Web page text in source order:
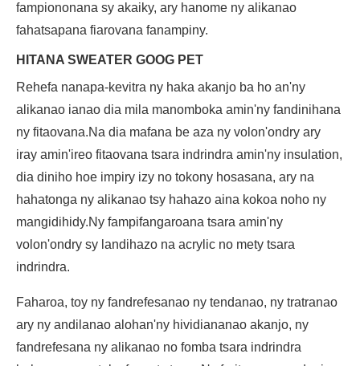
fampiononana sy akaiky, ary hanome ny alikanao
fahatsapana fiarovana fanampiny.
HITANA SWEATER GOOG PET
Rehefa nanapa-kevitra ny haka akanjo ba ho an'ny
alikanao ianao dia mila manomboka amin'ny fandinihana
ny fitaovana.Na dia mafana be aza ny volon'ondry ary
iray amin'ireo fitaovana tsara indrindra amin'ny insulation,
dia diniho hoe impiry izy no tokony hosasana, ary na
hahatonga ny alikanao tsy hahazo aina kokoa noho ny
mangidihidy.Ny fampifangaroana tsara amin'ny
volon'ondry sy landihazo na acrylic no mety tsara
indrindra.
Faharoa, toy ny fandrefesanao ny tendanao, ny tratranao
ary ny andilanao alohan'ny hividiananao akanjo, ny
fandrefesana ny alikanao no fomba tsara indrindra